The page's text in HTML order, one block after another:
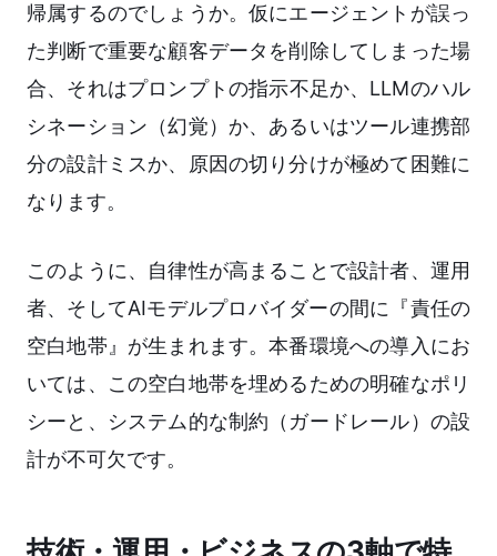
帰属するのでしょうか。仮にエージェントが誤っ
た判断で重要な顧客データを削除してしまった場
合、それはプロンプトの指示不足か、LLMのハル
シネーション（幻覚）か、あるいはツール連携部
分の設計ミスか、原因の切り分けが極めて困難に
なります。
このように、自律性が高まることで設計者、運用
者、そしてAIモデルプロバイダーの間に『責任の
空白地帯』が生まれます。本番環境への導入にお
いては、この空白地帯を埋めるための明確なポリ
シーと、システム的な制約（ガードレール）の設
計が不可欠です。